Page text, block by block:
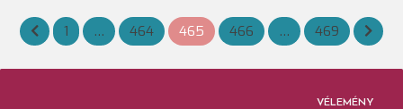
Bejegyzések
lapozása
1 … 464 465 466 … 469
VÉLEMÉNY